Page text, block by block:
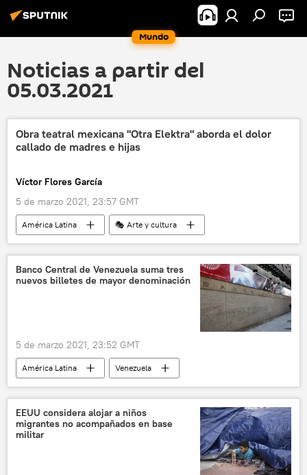
Mundo
Noticias a partir del
05.03.2021
Obra teatral mexicana "Otra Elektra" aborda el dolor
callado de madres e hijas
Víctor Flores García
5 de marzo 2021, 23:57 GMT
América Latina
🎭 Arte y cultura
México
Banco Central de Venezuela suma tres
nuevos billetes de mayor denominación
5 de marzo 2021, 23:52 GMT
América Latina
Venezuela
Banco Central de Venezuela
bolívar
EEUU considera alojar a niños
migrantes no acompañados en base
militar